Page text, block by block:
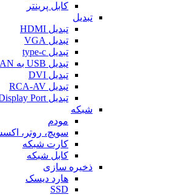
کابل پرینتر
تبدیل
تبدیل HDMI
تبدیل VGA
تبدیل type-c
تبدیل USB به LAN
تبدیل DVI
تبدیل RCA-AV
تبدیل Display Port
شبکه
مودم
سویچ، روتر،
کارت شبکه
کابل شبکه
ذخیره سازی
هارد دیسک
SSD